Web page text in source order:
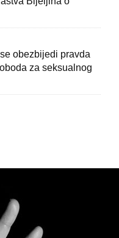
obezbijedi pravda
za seksualnog